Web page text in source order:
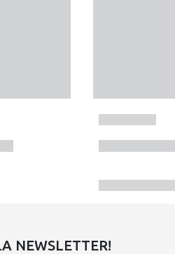
NEWSLETTER!